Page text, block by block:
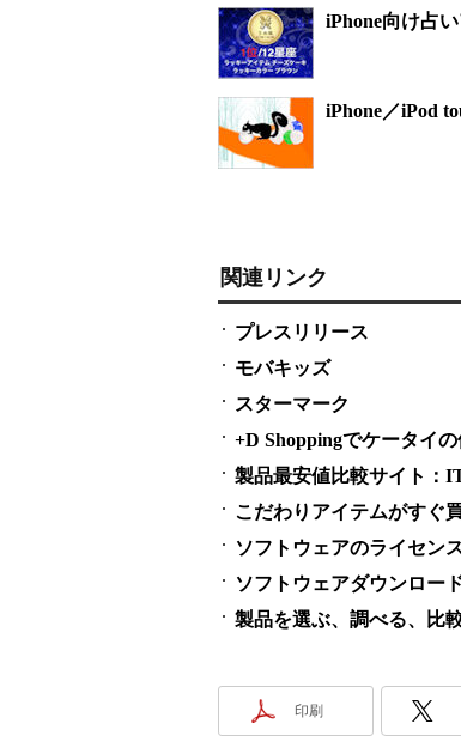
iPhone向け占
iPhone／iPod
関連リンク
プレスリリース
モバキッズ
スターマーク
+D Shoppingでケータイ
製品最安値比較サイト：
こだわりアイテムがすぐ
ソフトウェアのライセン
ソフトウェアダウンロー
製品を選ぶ、調べる、比
印刷